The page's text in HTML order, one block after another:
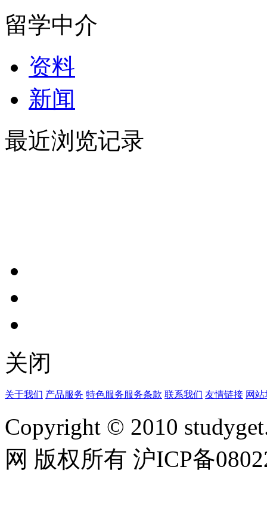
留学中介
资料
新闻
最近浏览记录
关闭
关于我们 产品服务 特色服务服务条款 联系我们 友情链接 网
Copyright © 2010
网 版权所有 沪ICP备